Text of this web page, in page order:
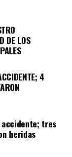
DE LOS
4
tres
heridas